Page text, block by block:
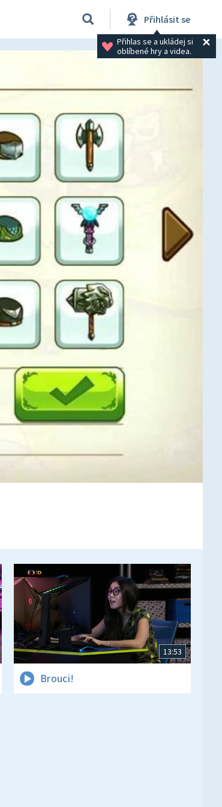
Přihlásit se
Přihlas se a ukládej si
oblíbené hry a videa.
13:53
Brouci!